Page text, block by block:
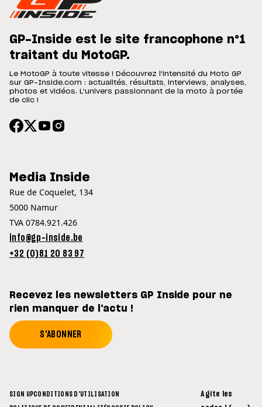
GP-Inside est le site francophone n°1
traitant du MotoGP.
Le MotoGP à toute vitesse ! Découvrez l'intensité du Moto GP
sur GP-Inside.com : actualités, résultats, interviews, analyses,
photos et vidéos. L'univers passionnant de la moto à portée
de clic !
Media Inside
Rue de Coquelet, 134
5000 Namur
TVA 0784.921.426
info@gp-inside.be
+32 (0)81 20 83 97
Recevez les newsletters GP Inside pour ne
rien manquer de l'actu !
S'ABONNER
SIGN UPCONDITIONS D'UTILISATION
Agite les